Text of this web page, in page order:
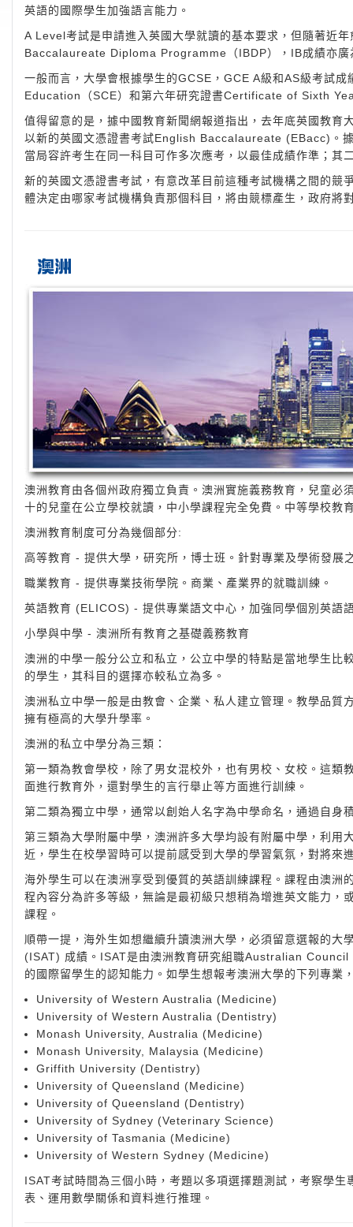
英語的國際學生加強語言能力。
A Level考試是申請進入英國大學就讀的基本要求，但隨著近
Baccalaureate Diploma Programme（IBDP），IB成績亦廣
一般而言，大學會根據學生的GCSE，GCE A級和AS級考試
Education（SCE）和第六年研究證書Certificate of Sixth
值得留意的是，據中國教育新聞網報道指出，去年底英國教
以新的英國文憑證書考試English Baccalaureate (EBacc)。
當局容許考生在同一科目可作多次應考，以最佳成績作準；其
新的英國文憑證書考試，有意改革目前這種考試機構之間的
體決定由哪家考試機構負責那個科目，將由競標產生，政府將
澳洲教育由各個州政府獨立負責。澳洲實施義務教育，兒童
十的兒童在公立學校就讀，中小學課程完全免費。中等學校教
澳洲教育制度可分為幾個部分:
高等教育 - 提供大學，研究所，博士班。針對專業及學術發展
職業教育 - 提供專業技術學院。商業、產業界的就職訓練。
英語教育 (ELICOS) - 提供專業語文中心，加強同學個別英語
小學與中學 - 澳洲所有教育之基礎義務教育
澳洲的中學一般分公立和私立，公立中學的特點是當地學生
的學生，其科目的選擇亦較私立為多。
澳洲私立中學一般是由教會、企業、私人建立管理。教學品
擁有極高的大學升學率。
澳洲的私立中學分為三類：
第一類為教會學校，除了男女混校外，也有男校、女校。這
面進行教育外，還對學生的言行舉止等方面進行訓練。
第二類為獨立中學，通常以創始人名字為中學命名，通過自
第三類為大學附屬中學，澳洲許多大學均設有附屬中學，利
近，學生在校學習時可以提前感受到大學的學習氣氛，對將來
海外學生可以在澳洲享受到優質的英語訓練課程。課程由澳
程內容分為許多等級，無論是最初級只想稍為增進英文能力
課程。
順帶一提，海外生如想繼續升讀澳洲大學，必須留意選報的
(ISAT) 成績。ISAT是由澳洲教育研究組職Australian
的國際留學生的認知能力。如學生想報考澳洲大學的下列專業
University of Western Australia (Medicine)
University of Western Australia (Dentistry)
Monash University, Australia (Medicine)
Monash University, Malaysia (Medicine)
Griffith University (Dentistry)
University of Queensland (Medicine)
University of Queensland (Dentistry)
University of Sydney (Veterinary Science)
University of Tasmania (Medicine)
University of Western Sydney (Medicine)
ISAT考試時間為三個小時，考題以多項選擇題測試，考察學
表、運用數學關係和資料進行推理。